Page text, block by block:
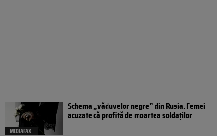
MEDIAFAX
Schema „văduvelor negre” din Rusia. Femei
acuzate că profită de moartea soldaților